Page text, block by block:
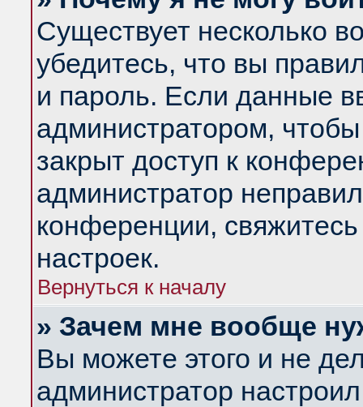
Существует несколько
убедитесь, что вы
и пароль. Если данные
администратором,
закрыт доступ к
администратор
конференции,
настроек.
Вернуться к началу
» Зачем мне вообще
Вы можете этого и не
администратор